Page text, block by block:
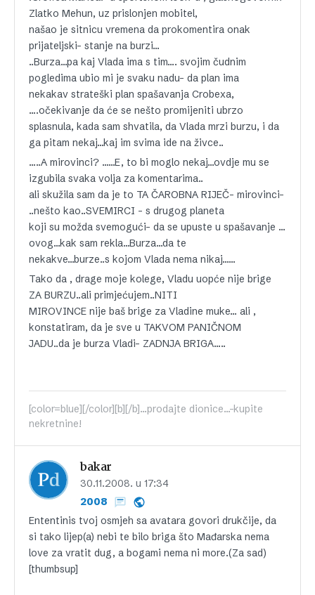
Zlatko Mehun, uz prislonjen mobitel,
našao je sitnicu vremena da prokomentira onak
prijateljski- stanje na burzi…
..Burza…pa kaj Vlada ima s tim…. svojim čudnim
pogledima ubio mi je svaku nadu- da plan ima
nekakav strateški plan spašavanja Crobexa,
….očekivanje da će se nešto promijeniti ubrzo
splasnula, kada sam shvatila, da Vlada mrzi burzu, i da
ga pitam nekaj…kaj im svima ide na živce..
…..A mirovinci? ……E, to bi moglo nekaj…ovdje mu se
izgubila svaka volja za komentarima..
ali skužila sam da je to TA ČAROBNA RIJEČ- mirovinci-
..nešto kao..SVEMIRCI – s drugog planeta
koji su možda svemogući- da se upuste u spašavanje …
ovog…kak sam rekla…Burza…da te
nekakve…burze..s kojom Vlada nema nikaj……
Tako da , drage moje kolege, Vladu uopće nije brige
ZA BURZU..ali primjećujem..NITI
MIROVINCE nije baš brige za Vladine muke… ali ,
konstatiram, da je sve u TAKVOM PANIČNOM
JADU..da je burza Vladi- ZADNJA BRIGA…..
[color=blue][/color][b][/b]...prodajte dionice...-kupite
nekretnine!
bakar
30.11.2008. u 17:34
2008
Ententinis tvoj osmjeh sa avatara govori drukčije, da
si tako lijep(a) nebi te bilo briga što Mađarska nema
love za vratit dug, a bogami nema ni more.(Za sad)
[thumbsup]